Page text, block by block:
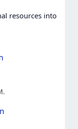
resources into